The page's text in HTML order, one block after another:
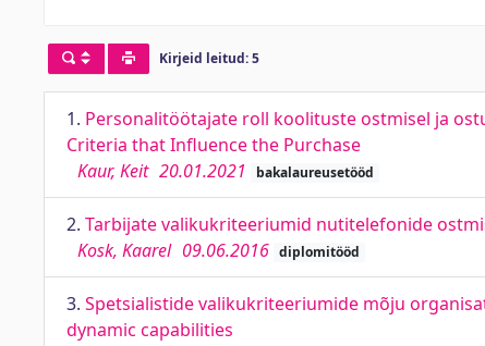
Kirjeid leitud: 5
1. Personalitöötajate roll koolituste ostmisel ja
Criteria that Influence the Purchase
Kaur, Keit 20.01.2021 bakalaureusetööd
2. Tarbijate valikukriteeriumid nutitelefonide
Kosk, Kaarel 09.06.2016 diplomitööd
3. Spetsialistide valikukriteeriumide mõju
dynamic capabilities